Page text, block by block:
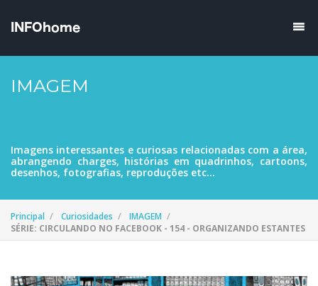
IMAGEM
Imagens interessantes e curiosas relacionadas com a área,
abrangendo charges, histórias em quadrinhos, cartoons,
desenhos, fotografias, reproduções etc...
Principal Curiosidades
IMAGEM
SÉRIE: CIRCULANDO NO FACEBOOK - 154 - ORGANIZANDO ESTANTES